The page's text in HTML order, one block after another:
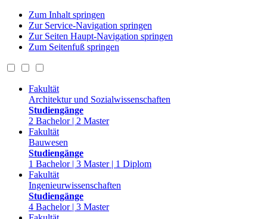
Zum Inhalt springen
Zur Service-Navigation springen
Zur Seiten Haupt-Navigation springen
Zum Seitenfuß springen
Fakultät
Architektur und Sozialwissenschaften
Studiengänge
2 Bachelor | 2 Master
Fakultät
Bauwesen
Studiengänge
1 Bachelor | 3 Master | 1 Diplom
Fakultät
Ingenieurwissenschaften
Studiengänge
4 Bachelor | 3 Master